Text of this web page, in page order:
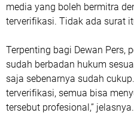
media yang boleh bermitra
terverifikasi. Tidak ada surat
Terpenting bagi Dewan Pers,
sudah berbadan hukum
saja sebenarnya sudah
terverifikasi, semua bisa
tersebut profesional,” jelasnya.